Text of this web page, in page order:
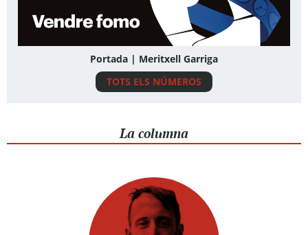
Portada | Meritxell Garriga
TOTS ELS NÚMEROS
La columna